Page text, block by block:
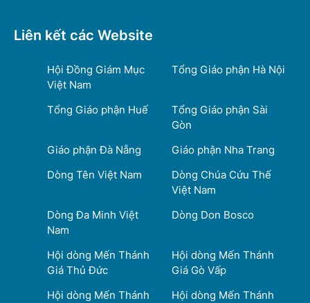
Liên kết các Website
Hội Đồng Giám Mục
Việt Nam
Tổng Giáo phận Hà Nội
Tổng Giáo phận Huế
Tổng Giáo phận Sài
Gòn
Giáo phận Đà Nẵng
Giáo phận Nha Trang
Dòng Tên Việt Nam
Dòng Chúa Cứu Thế
Việt Nam
Dòng Đa Minh Việt
Nam
Dòng Don Bosco
Hội dòng Mến Thánh
Giá Thủ Đức
Hội dòng Mến Thánh
Giá Gò Vấp
Hội dòng Mến Thánh
Hội dòng Mến Thánh